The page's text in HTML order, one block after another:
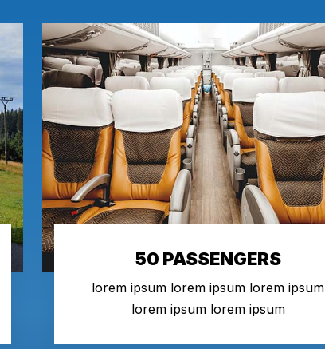
50 PASSENGERS
lorem ipsum lorem ipsum lorem ipsum
lorem ipsum lorem ipsum